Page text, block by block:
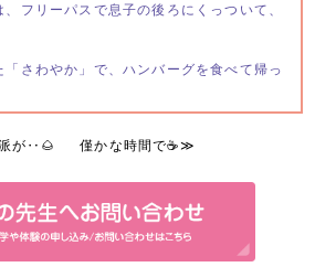
フリーパスで息子の後ろにくっついて、
さわやか」で、ハンバーグを食べて帰っ
が‥🌰 僅かな時間で☕️≫